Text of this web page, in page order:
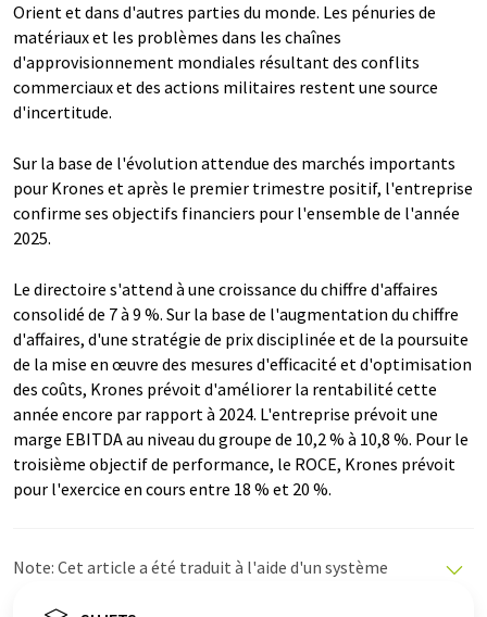
Orient et dans d'autres parties du monde. Les pénuries de
matériaux et les problèmes dans les chaînes
d'approvisionnement mondiales résultant des conflits
commerciaux et des actions militaires restent une source
d'incertitude.
Sur la base de l'évolution attendue des marchés importants
pour Krones et après le premier trimestre positif, l'entreprise
confirme ses objectifs financiers pour l'ensemble de l'année
2025.
Le directoire s'attend à une croissance du chiffre d'affaires
consolidé de 7 à 9 %. Sur la base de l'augmentation du chiffre
d'affaires, d'une stratégie de prix disciplinée et de la poursuite
de la mise en œuvre des mesures d'efficacité et d'optimisation
des coûts, Krones prévoit d'améliorer la rentabilité cette
année encore par rapport à 2024. L'entreprise prévoit une
marge EBITDA au niveau du groupe de 10,2 % à 10,8 %. Pour le
troisième objectif de performance, le ROCE, Krones prévoit
pour l'exercice en cours entre 18 % et 20 %.
Note: Cet article a été traduit à l'aide d'un système